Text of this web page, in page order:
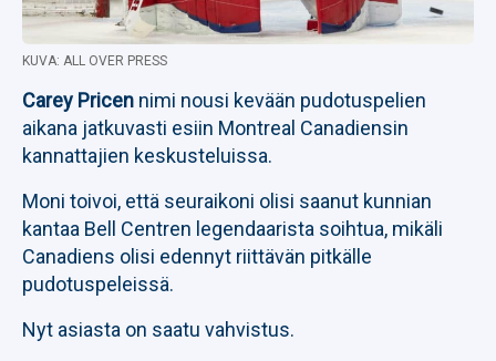
KUVA: ALL OVER PRESS
Carey Pricen nimi nousi kevään pudotuspelien
aikana jatkuvasti esiin Montreal Canadiensin
kannattajien keskusteluissa.
Moni toivoi, että seuraikoni olisi saanut kunnian
kantaa Bell Centren legendaarista soihtua, mikäli
Canadiens olisi edennyt riittävän pitkälle
pudotuspeleissä.
Nyt asiasta on saatu vahvistus.